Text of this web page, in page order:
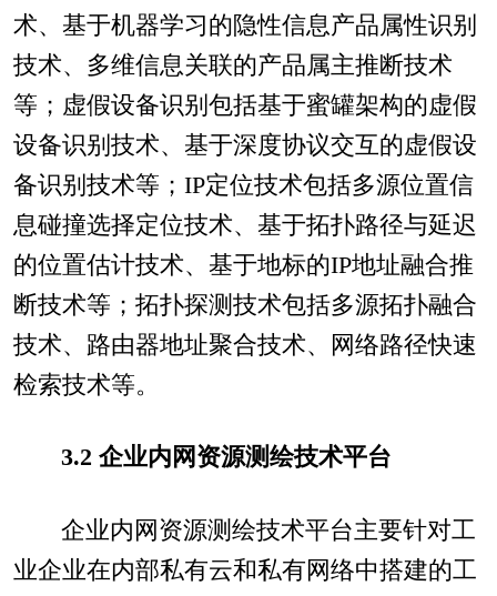
术、基于机器学习的隐性信息产品属性识别
技术、多维信息关联的产品属主推断技术
等；虚假设备识别包括基于蜜罐架构的虚假
设备识别技术、基于深度协议交互的虚假设
备识别技术等；IP定位技术包括多源位置信
息碰撞选择定位技术、基于拓扑路径与延迟
的位置估计技术、基于地标的IP地址融合推
断技术等；拓扑探测技术包括多源拓扑融合
技术、路由器地址聚合技术、网络路径快速
检索技术等。
3.2 企业内网资源测绘技术平台
企业内网资源测绘技术平台主要针对工
业企业在内部私有云和私有网络中搭建的工